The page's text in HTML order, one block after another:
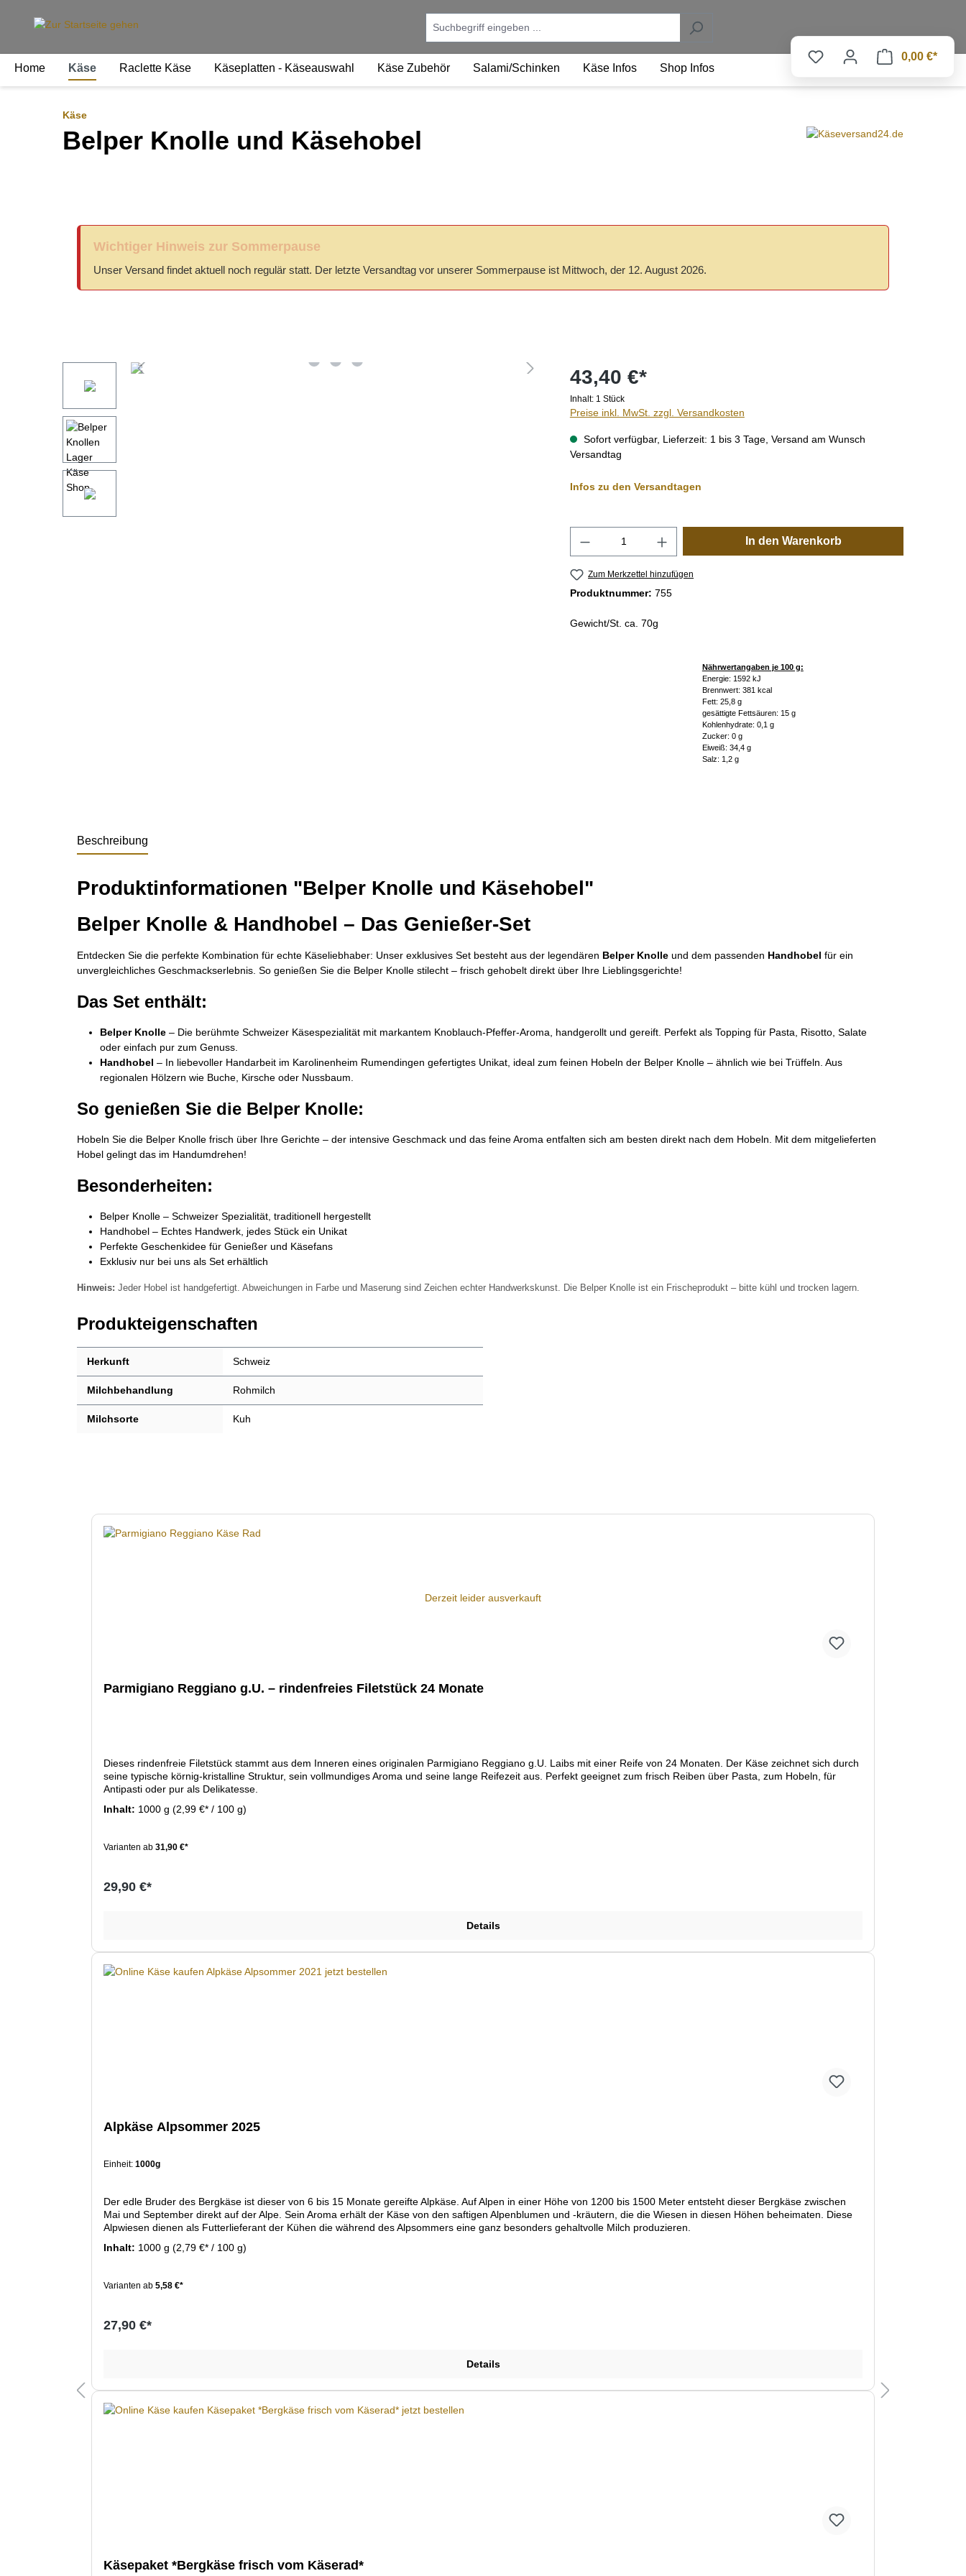
0,00 €*
Home
Käse Raclette Käse Käseplatten - Käseauswahl Käse Zubehör Salami/Schinken Käse Infos Shop Infos
Käse
Belper Knolle und Käsehobel
Wichtiger Hinweis zur Sommerpause
Unser Versand findet aktuell noch regulär statt. Der letzte Versandtag vor unserer Sommerpause ist Mittwoch, der 12. August 2026.
Bildergalerie überspringen 43,40 €*
Inhalt: 1 Stück
Preise inkl. MwSt. zzgl. Versandkosten
Sofort verfügbar, Lieferzeit: 1 bis 3 Tage, Versand am Wunsch
Versandtag
Infos zu den Versandtagen
Produkt Anzahl: Gib den gewünschten Wert ein
In den Warenkorb
Zum Merkzettel hinzufügen
Produktnummer: 755
Gewicht/St. ca. 70g
Nährwertangaben je 100 g:
Energie: 1592 kJ
Brennwert: 381 kcal
Fett: 25,8 g
gesättigte Fettsäuren: 15 g
Kohlenhydrate: 0,1 g
Zucker: 0 g
Eiweiß: 34,4 g
Salz: 1,2 g
Beschreibung
Produktinformationen "Belper Knolle und Käsehobel"
Belper Knolle & Handhobel – Das Genießer-Set
Entdecken Sie die perfekte Kombination für echte Käseliebhaber: Unser exklusives Set besteht aus der legendären Belper Knolle und dem passenden Handhobel für ein
unvergleichliches Geschmackserlebnis. So genießen Sie die Belper Knolle stilecht – frisch gehobelt direkt über Ihre Lieblingsgerichte!
Das Set enthält:
Belper Knolle – Die berühmte Schweizer Käsespezialität mit markantem Knoblauch-Pfeffer-Aroma, handgerollt und gereift. Perfekt als Topping für Pasta, Risotto, Salate
oder einfach pur zum Genuss.
Handhobel – In liebevoller Handarbeit im Karolinenheim Rumendingen gefertigtes Unikat, ideal zum feinen Hobeln der Belper Knolle – ähnlich wie bei Trüffeln. Aus
regionalen Hölzern wie Buche, Kirsche oder Nussbaum.
So genießen Sie die Belper Knolle:
Hobeln Sie die Belper Knolle frisch über Ihre Gerichte – der intensive Geschmack und das feine Aroma entfalten sich am besten direkt nach dem Hobeln. Mit dem mitgelieferten
Hobel gelingt das im Handumdrehen!
Besonderheiten:
Belper Knolle – Schweizer Spezialität, traditionell hergestellt
Handhobel – Echtes Handwerk, jedes Stück ein Unikat
Perfekte Geschenkidee für Genießer und Käsefans
Exklusiv nur bei uns als Set erhältlich
Hinweis: Jeder Hobel ist handgefertigt. Abweichungen in Farbe und Maserung sind Zeichen echter Handwerkskunst. Die Belper Knolle ist ein Frischeprodukt – bitte kühl und trocken lagern.
Produkteigenschaften
Herkunft Schweiz
Milchbehandlung Rohmilch
Milchsorte Kuh
Produktgalerie überspringen
Derzeit leider ausverkauft
Parmigiano Reggiano g.U. – rindenfreies Filetstück 24 Monate
Dieses rindenfreie Filetstück stammt aus dem Inneren eines originalen Parmigiano Reggiano g.U. Laibs mit einer Reife von 24 Monaten. Der Käse zeichnet sich durch
seine typische körnig-kristalline Struktur, sein vollmundiges Aroma und seine lange Reifezeit aus. Perfekt geeignet zum frisch Reiben über Pasta, zum Hobeln, für
Antipasti oder pur als Delikatesse.
Inhalt: 1000 g (2,99 €* / 100 g)
Varianten ab 31,90 €*
29,90 €*
Details
Alpkäse Alpsommer 2025
Einheit: 1000g
Der edle Bruder des Bergkäse ist dieser von 6 bis 15 Monate gereifte Alpkäse. Auf Alpen in einer Höhe von 1200 bis 1500 Meter entsteht dieser Bergkäse zwischen
Mai und September direkt auf der Alpe. Sein Aroma erhält der Käse von den saftigen Alpenblumen und -kräutern, die die Wiesen in diesen Höhen beheimaten. Diese
Alpwiesen dienen als Futterlieferant der Kühen die während des Alpsommers eine ganz besonders gehaltvolle Milch produzieren.
Inhalt: 1000 g (2,79 €* / 100 g)
Varianten ab 5,58 €*
27,90 €*
Details
Käsepaket *Bergkäse frisch vom Käserad*